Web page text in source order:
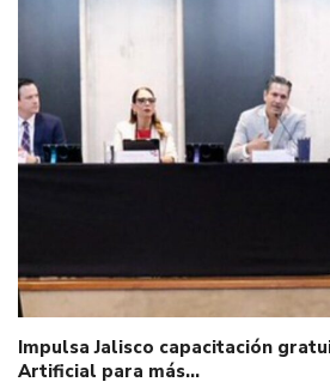
Impulsa Jalisco capacitación
Artificial para más…